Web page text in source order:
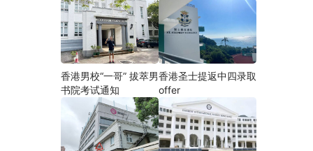
香港男校“一哥” 拔萃男
书院考试通知
香港圣士提返中四录取
offer